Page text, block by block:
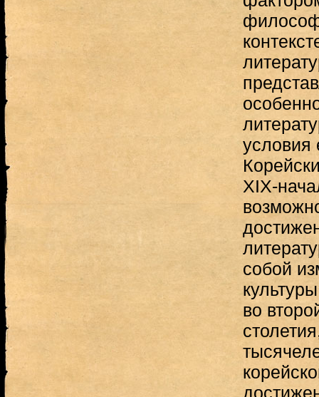
условия
XIX-
собой
во